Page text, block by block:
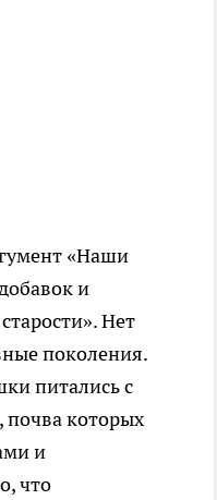
«Наши
и
Нет
поколения.
питались с
почва которых
и
что